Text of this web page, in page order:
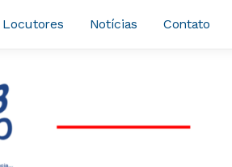
Locutores Notícias Contato